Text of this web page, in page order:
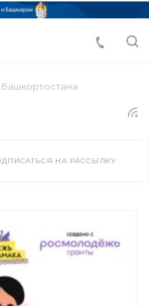
НА РАССЫЛКУ